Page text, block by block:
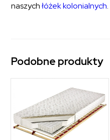
naszychłóżek kolonialnych.
Podobne produkty